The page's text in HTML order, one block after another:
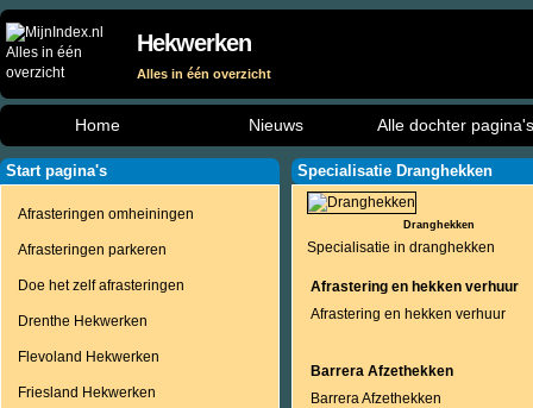
Hekwerken
Alles in één overzicht
Home Nieuws Alle dochter pagina's
Start pagina's
Afrasteringen omheiningen
Afrasteringen parkeren
Doe het zelf afrasteringen
Drenthe Hekwerken
Flevoland Hekwerken
Friesland Hekwerken
Specialisatie Dranghekken
Dranghekken
Specialisatie in dranghekken
Afrastering en hekken verhuur
Afrastering en hekken verhuur
Barrera Afzethekken
Barrera Afzethekken